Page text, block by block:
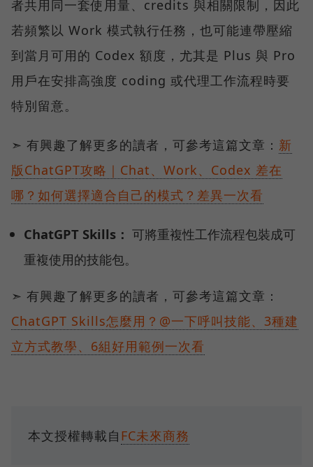
者共用同一套使用量、credits 與相關限制，因此
若頻繁以 Work 模式執行任務，也可能連帶壓縮
到當月可用的 Codex 額度，尤其是 Plus 與 Pro
用戶在安排高強度 coding 或代理工作流程時要
特別留意。
➣ 有興趣了解更多的讀者，可參考這篇文章： 新
版ChatGPT攻略｜Chat、Work、Codex 差在
哪？如何選擇適合自己的模式？差異一次看
ChatGPT Skills： 可將重複性工作流程包裝成可
重複使用的技能包。
➣ 有興趣了解更多的讀者，可參考這篇文章：
ChatGPT Skills怎麼用？@一下呼叫技能、3種建
立方式教學、6組好用範例一次看
本文授權轉載自 FC未來商務